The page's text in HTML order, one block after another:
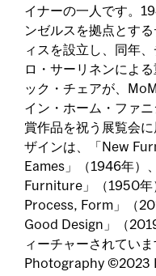
イナーの一人です。
ンゼルスを拠点とす
ィスを設立し、同年
ロ・サーリネンによ
ック・チェアが、
イン・ホーム・ファ
賞作品を祝う展覧会
ザインは、「New
Eames」（1946年
Furniture」（1950
Process, Form」（
Good Design」（
ィーチャーされていま
Photography ©2023